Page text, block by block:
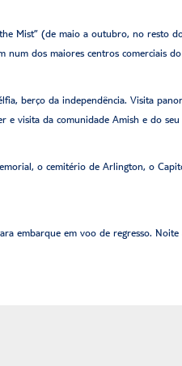
Mist” (de maio a outubro, no resto
dos maiores centros comerciais
berço da independência. Visita
visita da comunidade Amish e do
o cemitério de Arlington, o
embarque em voo de regresso. Noite